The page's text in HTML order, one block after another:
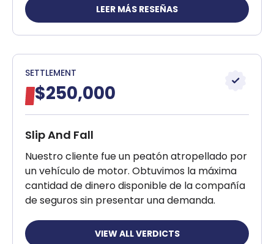
LEER MÁS RESEÑAS
SETTLEMENT
$250,000
Slip And Fall
Nuestro cliente fue un peatón atropellado por
un vehículo de motor. Obtuvimos la máxima
cantidad de dinero disponible de la compañía
de seguros sin presentar una demanda.
VIEW ALL VERDICTS